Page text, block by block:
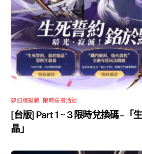
夢幻模擬戰 限時送禮活動
[台版] Part 1 ~ 3 限時兌換碼 –「
晶」